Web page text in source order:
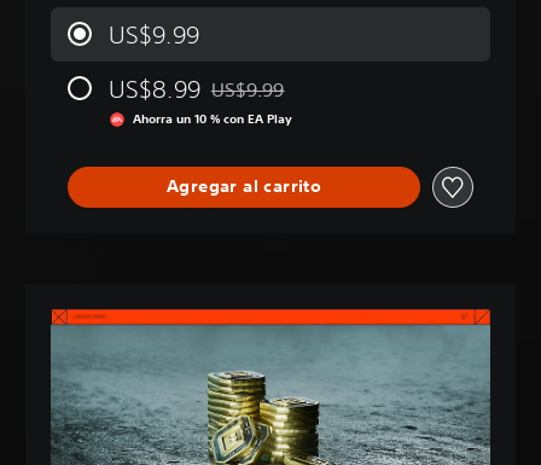
US$9.99
US$8.99 Rebajado del precio original de US$9.99
US$9.99
Ahorra un 10 % con EA Play
Agregar al carrito